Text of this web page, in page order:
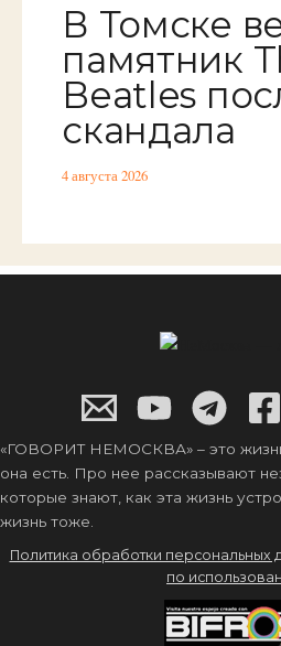
В Томске
памятник
Beatles
скандала
4 августа 2026
«ГОВОРИТ НЕМОСКВА» – это
она есть. Про нее рассказывают
которые знают, как эта жизнь
жизнь тоже.
Политика обработки персональных
по